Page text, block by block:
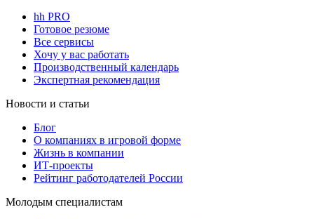
hh PRO
Готовое резюме
Все сервисы
Хочу у вас работать
Производственный календарь
Экспертная рекомендация
Новости и статьи
Блог
О компаниях в игровой форме
Жизнь в компании
ИТ-проекты
Рейтинг работодателей России
Молодым специалистам